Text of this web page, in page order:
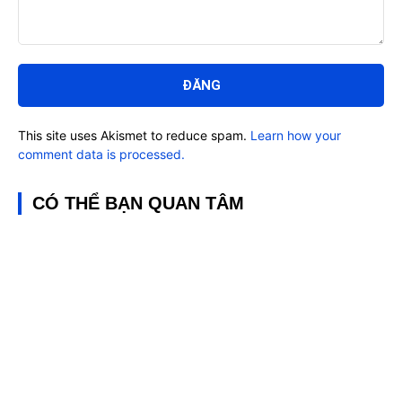
luận:
This site uses Akismet to reduce spam. Learn how your
comment data is processed.
CÓ THỂ BẠN QUAN TÂM